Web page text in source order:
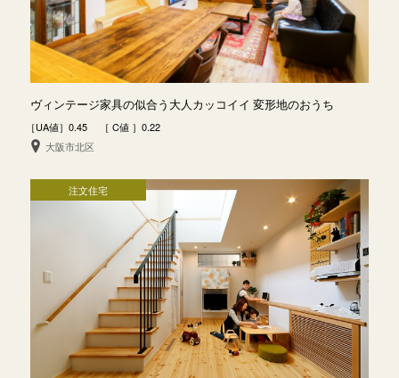
ヴィンテージ家具の似合う大人カッコイイ 変形地のおうち
［UA値］0.45 ［ C値 ］0.22
大阪市北区
注文住宅